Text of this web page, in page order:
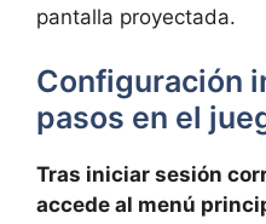
pantalla proyectada.
Configuración
pasos en el
Tras iniciar sesión
accede al menú